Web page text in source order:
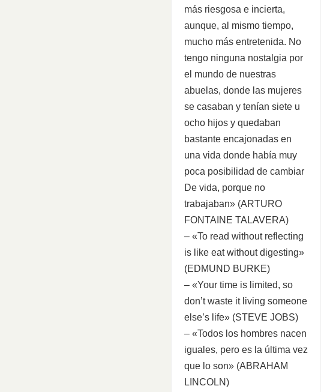
más riesgosa e incierta,
aunque, al mismo tiempo,
mucho más entretenida. No
tengo ninguna nostalgia por
el mundo de nuestras
abuelas, donde las mujeres
se casaban y tenían siete u
ocho hijos y quedaban
bastante encajonadas en
una vida donde había muy
poca posibilidad de cambiar
De vida, porque no
trabajaban» (ARTURO
FONTAINE TALAVERA)
– «To read without reflecting
is like eat without digesting»
(EDMUND BURKE)
– «Your time is limited, so
don’t waste it living someone
else’s life» (STEVE JOBS)
– «Todos los hombres nacen
iguales, pero es la última vez
que lo son» (ABRAHAM
LINCOLN)